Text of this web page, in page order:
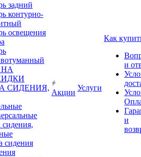
задний
контурно-
освещения
СИДЕНИЯ,
сидения
Акции
Услуги
Как
и
и